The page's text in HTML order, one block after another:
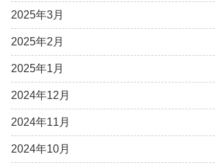
2025年3月
2025年2月
2025年1月
2024年12月
2024年11月
2024年10月